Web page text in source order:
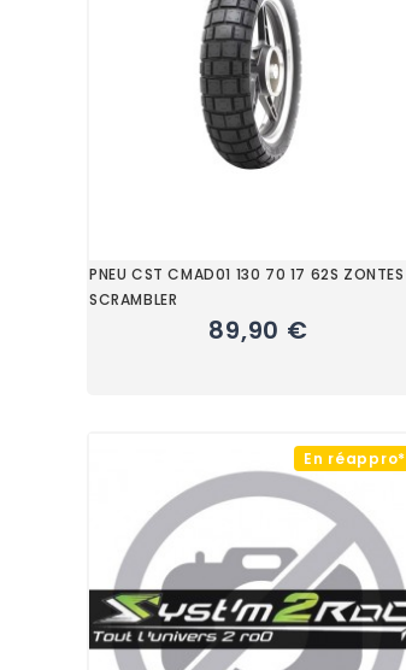
PNEU CST CMAD01 130 70 17 62S ZONTES
SCRAMBLER
89,90 €
En réappro*